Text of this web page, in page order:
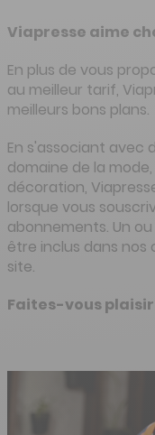
Viapresse aime
En plus de vous
au meilleur tarif,
meilleurs bons plans.
En s'associant avec
domaine de la
décoration,
lorsque vous
abonnements. Un
être inclus dans
site.
Faites-vous plaisir